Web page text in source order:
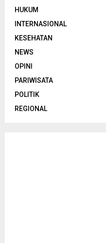
HUKUM
INTERNASIONAL
KESEHATAN
NEWS
OPINI
PARIWISATA
POLITIK
REGIONAL